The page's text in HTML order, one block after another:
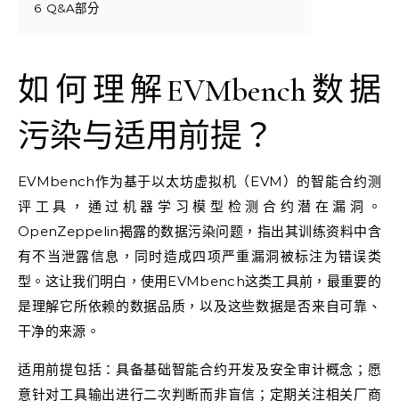
6 Q&A部分
如何理解EVMbench数据
污染与适用前提？
EVMbench作为基于以太坊虚拟机（EVM）的智能合约测
评工具，通过机器学习模型检测合约潜在漏洞。
OpenZeppelin揭露的数据污染问题，指出其训练资料中含
有不当泄露信息，同时造成四项严重漏洞被标注为错误类
型。这让我们明白，使用EVMbench这类工具前，最重要的
是理解它所依赖的数据品质，以及这些数据是否来自可靠、
干净的来源。
适用前提包括：具备基础智能合约开发及安全审计概念；愿
意针对工具输出进行二次判断而非盲信；定期关注相关厂商